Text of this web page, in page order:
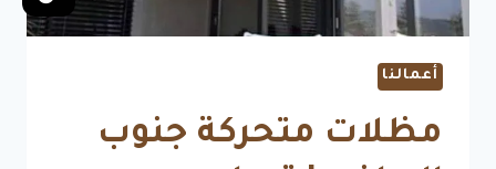
أعمالنا
مظلات متحركة جنوب